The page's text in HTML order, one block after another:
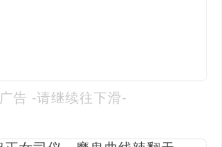
广告 -请继续往下滑-